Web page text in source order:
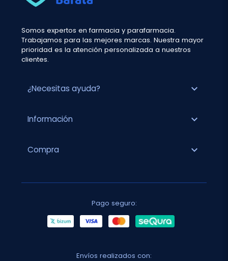
Somos expertos en farmacia y parafarmacia.
Trabajamos para las mejores marcas. Nuestra mayor
prioridad es la atención personalizada a nuestros
clientes.
¿Necesitas ayuda? expand_more
Información expand_more
Compra expand_more
Pago seguro:
Envíos realizados con: